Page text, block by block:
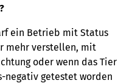
ein Betrieb mit Status
mehr verstellen, mit
oder wenn das Tier
negativ getestet worden